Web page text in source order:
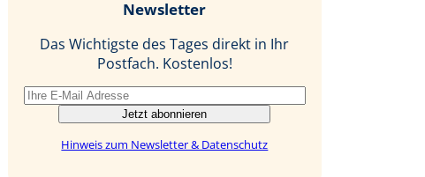
n
l
Newsletter
Das Wichtigste des Tages direkt in Ihr
Postfach. Kostenlos!
Jetzt abonnieren
Hinweis zum Newsletter & Datenschutz